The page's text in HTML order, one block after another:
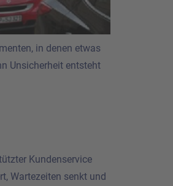
in denen etwas
Unsicherheit entsteht
Kundenservice
Wartezeiten senkt und